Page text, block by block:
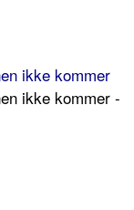
ikke kommer
ikke kommer -